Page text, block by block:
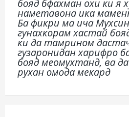
бояд бфахман охи ки я
наметавона ика
Ба фикри ма ича
гунахкорам хастай
ки да тамрином
гузаронидан харифро
бояд меомухтанд, ва
рухан омода мекард